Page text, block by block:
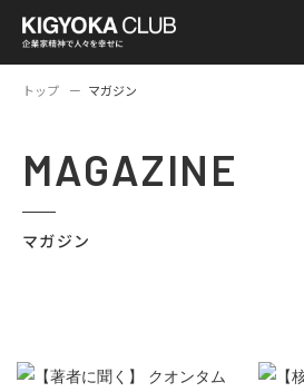
トップ マガジン
MAGAZINE
マガジン